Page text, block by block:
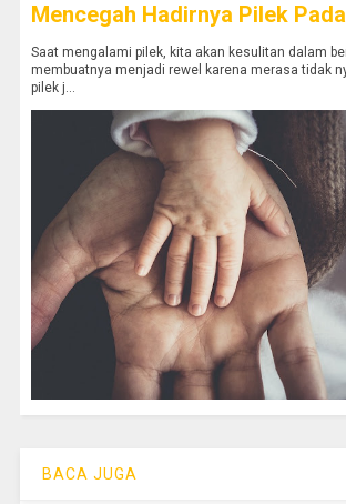
Mencegah Hadirnya Pilek
Saat mengalami pilek, kita akan kesulitan dalam
membuatnya menjadi rewel karena merasa tidak
pilek j...
BACA JUGA